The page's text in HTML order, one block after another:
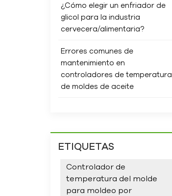
¿Cómo elegir un enfriador de
glicol para la industria
cervecera/alimentaria?
Errores comunes de
mantenimiento en
controladores de temperatura
de moldes de aceite
ETIQUETAS
Controlador de
temperatura del molde
para moldeo por